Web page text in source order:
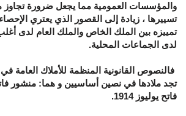
والمؤسسات العمومية مما يجعل ضرورة تجاوز
تسييرها ، زيادة إلى القصور الذي يعتري
تمييزه بين الملك الخاص والملك العام لدى
لدى الجماعات المحلية.
فالنصوص القانونية المنظمة للأملاك العامة
فاتح يوليوز 1914.